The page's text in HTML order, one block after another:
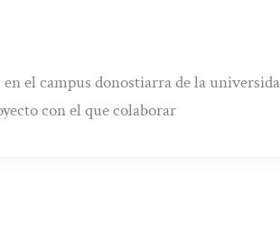
el campus donostiarra de la
con el que colaborar